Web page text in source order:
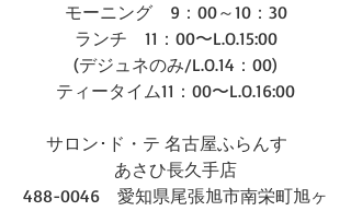
モーニング　9：00～10：30
ランチ　11：00〜L.O.15:00
(デジュネのみ/L.O.14：00)
ティータイム11：00〜L.O.16:00
サロン･ド・テ 名古屋ふらんす
あさひ長久手店
488-0046　愛知県尾張旭市南栄町旭ヶ